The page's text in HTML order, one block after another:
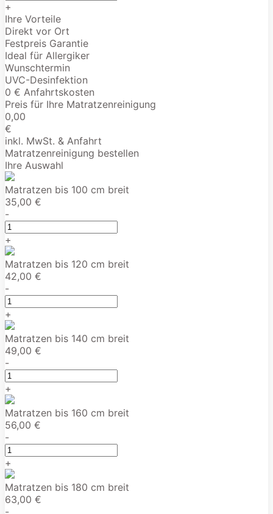
+
Ihre Vorteile
Direkt vor Ort
Festpreis Garantie
Ideal für Allergiker
Wunschtermin
UVC-Desinfektion
0 € Anfahrtskosten
Preis für Ihre Matratzenreinigung
0,00
€
inkl. MwSt. & Anfahrt
Matratzenreinigung bestellen
Ihre Auswahl
Matratzen bis 100 cm breit
35,00 €
-
+
Matratzen bis 120 cm breit
42,00 €
-
+
Matratzen bis 140 cm breit
49,00 €
-
+
Matratzen bis 160 cm breit
56,00 €
-
+
Matratzen bis 180 cm breit
63,00 €